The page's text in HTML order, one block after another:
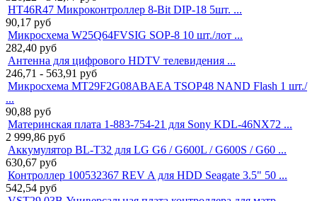
HT46R47 Микроконтроллер 8-Bit DIP-18 5шт. ...
90,17 руб
Микросхема W25Q64FVSIG SOP-8 10 шт./лот ...
282,40 руб
Антенна для цифрового HDTV телевидения ...
246,71 - 563,91 руб
Микросхема MT29F2G08ABAEA TSOP48 NAND Flash 1 шт./
...
90,88 руб
Материнская плата 1-883-754-21 для Sony KDL-46NX72 ...
2 999,86 руб
Аккумулятор BL-T32 для LG G6 / G600L / G600S / G60 ...
630,67 руб
Контроллер 100532367 REV A для HDD Seagate 3.5" 50 ...
542,54 руб